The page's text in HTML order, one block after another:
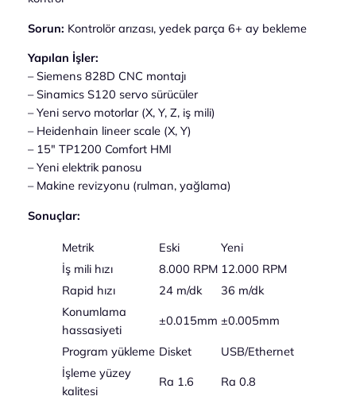
Sorun: Kontrolör arızası, yedek parça 6+ ay bekleme
Yapılan İşler:
– Siemens 828D CNC montajı
– Sinamics S120 servo sürücüler
– Yeni servo motorlar (X, Y, Z, iş mili)
– Heidenhain lineer scale (X, Y)
– 15″ TP1200 Comfort HMI
– Yeni elektrik panosu
– Makine revizyonu (rulman, yağlama)
Sonuçlar:
Metrik Eski
Yeni
İş mili hızı
8.000 RPM 12.000 RPM
Rapid hızı
24 m/dk
36 m/dk
Konumlama
hassasiyeti
±0.015mm ±0.005mm
Program yükleme Disket
USB/Ethernet
İşleme yüzey
kalitesi
Ra 1.6 Ra 0.8